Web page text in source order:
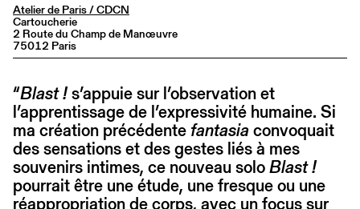
Atelier de Paris / CDCN
Cartoucherie
2 Route du Champ de Manœuvre
75012 Paris
“Blast !s’appuie sur l’observation et
l’apprentissage de l’expressivité humaine. Si
ma création précédente fantasiaconvoquait
des sensations et des gestes liés à mes
souvenirs intimes, ce nouveau soloBlast !
pourrait être une étude, une fresque ou une
réappropriation de corps, avec un focus sur